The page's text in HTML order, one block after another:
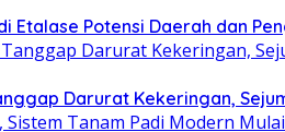
Etalase Potensi Daerah dan
Darurat Kekeringan,